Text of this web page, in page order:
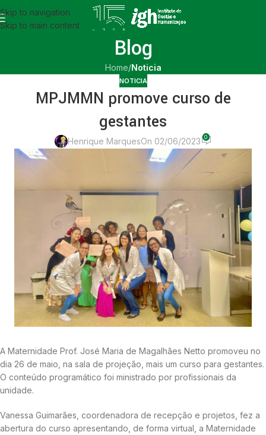
Skip to navigation
Skip to main content
Blog
Home/Noticia
NOTICIA
MPJMMN promove curso de
gestantes
Henrique MarquesOn 02/06/2023 0
A Maternidade Prof. José Maria de Magalhães Netto promoveu no
dia 26 de maio, na sala de projeção, mais um curso para gestantes.
O conteúdo programático foi ministrado por profissionais da
unidade.
Vanessa Guimarães, coordenadora de recepção e projetos, fez a
abertura do curso apresentando, de forma virtual, a Maternidade